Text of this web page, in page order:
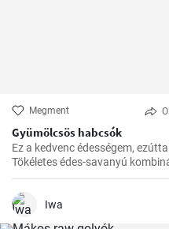
Megment
Gyümölcsös habcsók
Ez a kedvenc édességem,
Tökéletes édes-savanyú
Iwa